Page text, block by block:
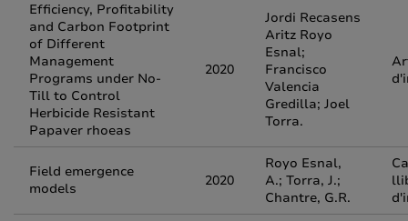
Efficiency, Profitability
and Carbon Footprint
of Different
Management
Programs under No-
Till to Control
Herbicide Resistant
Papaver rhoeas
2020
Jordi Recasens
Aritz Royo
Esnal;
Francisco
Valencia
Gredilla; Joel
Torra.
Field emergence
models
2020
Royo Esnal,
A.; Torra, J.;
Chantre, G.R.